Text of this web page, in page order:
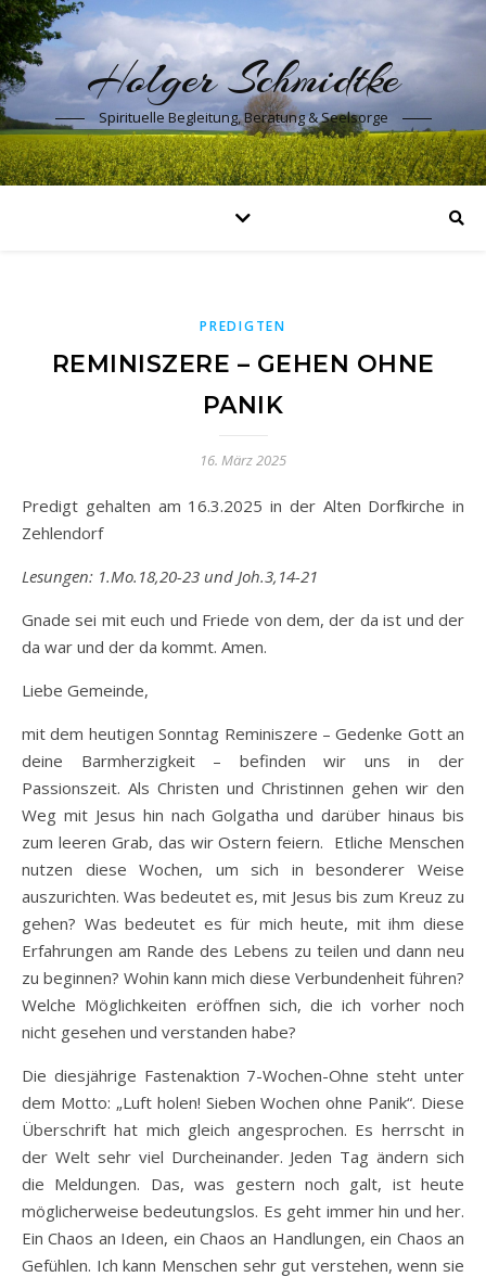
Holger Schmidtke
Spirituelle Begleitung, Beratung & Seelsorge
PREDIGTEN
REMINISZERE – GEHEN OHNE
PANIK
16. März 2025
Predigt gehalten am 16.3.2025 in der Alten Dorfkirche in
Zehlendorf
Lesungen: 1.Mo.18,20-23 und Joh.3,14-21
Gnade sei mit euch und Friede von dem, der da ist und der
da war und der da kommt. Amen.
Liebe Gemeinde,
mit dem heutigen Sonntag Reminiszere – Gedenke Gott an
deine Barmherzigkeit – befinden wir uns in der
Passionszeit. Als Christen und Christinnen gehen wir den
Weg mit Jesus hin nach Golgatha und darüber hinaus bis
zum leeren Grab, das wir Ostern feiern. Etliche Menschen
nutzen diese Wochen, um sich in besonderer Weise
auszurichten. Was bedeutet es, mit Jesus bis zum Kreuz zu
gehen? Was bedeutet es für mich heute, mit ihm diese
Erfahrungen am Rande des Lebens zu teilen und dann neu
zu beginnen? Wohin kann mich diese Verbundenheit führen?
Welche Möglichkeiten eröffnen sich, die ich vorher noch
nicht gesehen und verstanden habe?
Die diesjährige Fastenaktion 7-Wochen-Ohne steht unter
dem Motto: „Luft holen! Sieben Wochen ohne Panik“. Diese
Überschrift hat mich gleich angesprochen. Es herrscht in
der Welt sehr viel Durcheinander. Jeden Tag ändern sich
die Meldungen. Das, was gestern noch galt, ist heute
möglicherweise bedeutungslos. Es geht immer hin und her.
Ein Chaos an Ideen, ein Chaos an Handlungen, ein Chaos an
Gefühlen. Ich kann Menschen sehr gut verstehen, wenn sie